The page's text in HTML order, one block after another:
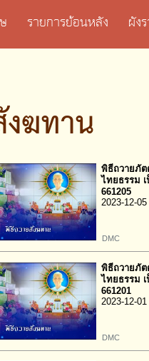
รายการย้อนหลัง ผัง
ฆทาน
พิธีถวายภัต
ไทยธรรม
661205
2023-12-05
DMC
พิธีถวายภัต
ไทยธรรม
661201
2023-12-01
DMC